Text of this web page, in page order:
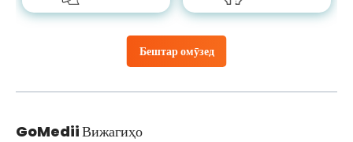
Бештар омӯзед
GoMediiВижагиҳо